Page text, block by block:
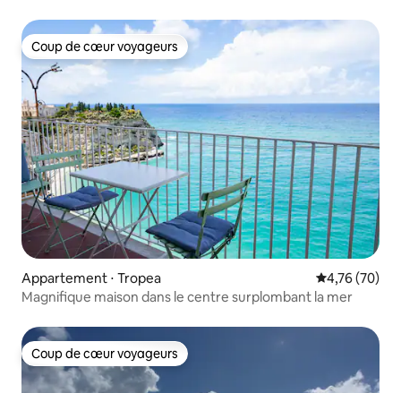
Coup de cœur voyageurs
Coup de cœur voyageurs
Appartement ⋅ Tropea Évaluation
4,76 (70)
Magnifique maison dans le centre surplombant la mer
Coup de cœur voyageurs
Coup de cœur voyageurs